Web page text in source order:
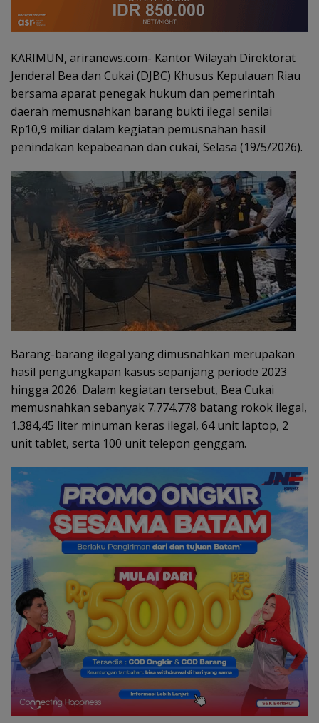
KARIMUN, ariranews.com- Kantor Wilayah Direktorat
Jenderal Bea dan Cukai (DJBC) Khusus Kepulauan Riau
bersama aparat penegak hukum dan pemerintah
daerah memusnahkan barang bukti ilegal senilai
Rp10,9 miliar dalam kegiatan pemusnahan hasil
penindakan kepabeanan dan cukai, Selasa (19/5/2026).
Barang-barang ilegal yang dimusnahkan merupakan
hasil pengungkapan kasus sepanjang periode 2023
hingga 2026. Dalam kegiatan tersebut, Bea Cukai
memusnahkan sebanyak 7.774.778 batang rokok ilegal,
1.384,45 liter minuman keras ilegal, 64 unit laptop, 2
unit tablet, serta 100 unit telepon genggam.